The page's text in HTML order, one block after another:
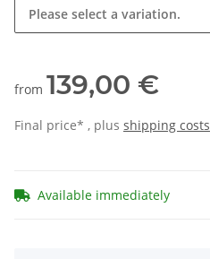
Please select a variation.
from 139,00 €
Final price* , plus shipping costs
Available immediately